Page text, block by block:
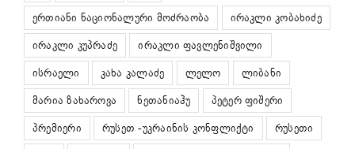
ერთიანი ნაციონალური მოძრაობა
ირაკლი კობახიძე
ირაკლი კუპრაძე
ირაკლი ფავლენიშვილი
ისრაელი
კახა კალაძე ლელო
ლიბანი
მარია ზახაროვა
ნეთანიაჰუ
პეტერ ფიშერი
პრემიერი
რუსეთ -უკრაინის კონფლიქტი
რუსეთი